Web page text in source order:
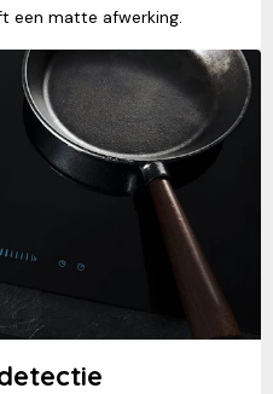
een matte afwerking.